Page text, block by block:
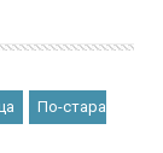
По-стара